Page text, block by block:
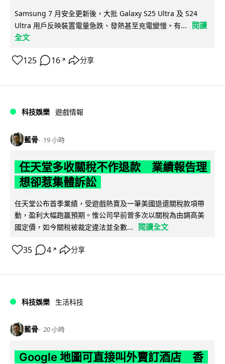
Samsung 7 月安全更新後，大批 Galaxy S25 Ultra 及 S24
Ultra 用戶反映裝置電量急跌、發熱甚至充電變慢。有...
閱讀
全文
125 16 ↗ 分享
科技娛樂 遊戲情報
藍骨 19 小時
任天堂多收關稅不作退款 業績報告理
想卻惹集體訴訟
任天堂公布首季業績，受遊戲熱賣及一筆美國退還關稅款項帶
動，盈利大幅跑贏預期。惟公司早前曾多次以關稅為由調高美
國定價，如今關稅被裁定違法並全數...
閱讀全文
35 4 ↗ 分享
科技娛樂 生活科技
藍骨 20 小時
Google 地圖可直接叫外賣訂酒店 香